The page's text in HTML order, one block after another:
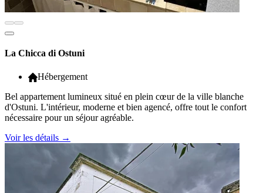
La Chicca di Ostuni
Hébergement
Bel appartement lumineux situé en plein cœur de la ville blanche
d'Ostuni. L'intérieur, moderne et bien agencé, offre tout le confort
nécessaire pour un séjour agréable.
Voir les détails →